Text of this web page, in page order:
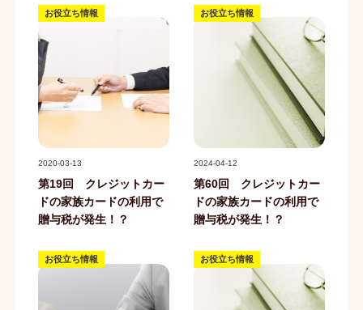
お役立ち情報
2020-03-13
第19回 クレジットカー
ドの家族カードの利用で
贈与税が発生！？
お役立ち情報
2024-04-12
第60回 クレジットカー
ドの家族カードの利用で
贈与税が発生！？
お役立ち情報 お役立ち情報